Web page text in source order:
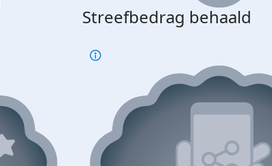
Streefbedrag behaald